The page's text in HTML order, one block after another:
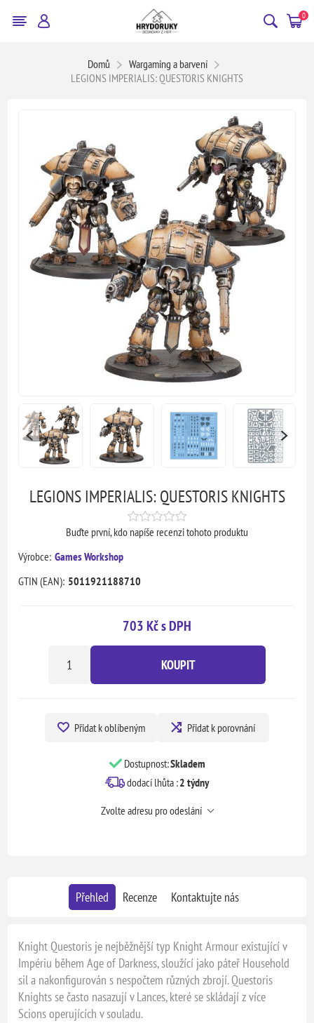
0
Domů
Wargaming a barvení
LEGIONS IMPERIALIS: QUESTORIS KNIGHTS
LEGIONS IMPERIALIS: QUESTORIS KNIGHTS
Buďte první, kdo napíše recenzi tohoto produktu
Výrobce: Games Workshop
GTIN (EAN): 5011921188710
703 Kč s DPH
KOUPIT
Přidat k oblíbeným Přidat k porovnání
Dostupnost:Skladem
dodací lhůta :2 týdny
Zvolte adresu pro odeslání
Přehled Recenze Kontaktujte nás
Knight Questoris je nejběžnější typ Knight Armour existující v
Impériu během Age of Darkness, sloužící jako páteř Household
sil a nakonfigurován s nespočtem různých zbrojí. Questoris
Knights se často nasazují v Lances, které se skládají z více
Scions operujících v souladu.